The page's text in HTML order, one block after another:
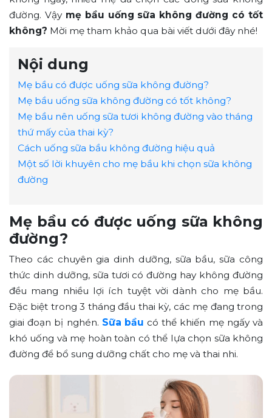
đường. Vậy mẹ bầu uống sữa không đường có tốt
không? Mời mẹ tham khảo qua bài viết dưới đây nhé!
Nội dung
Mẹ bầu có được uống sữa không đường?
Mẹ bầu uống sữa không đường có tốt không?
Mẹ bầu nên uống sữa tươi không đường vào tháng
thứ mấy của thai kỳ?
Cách uống sữa bầu không đường hiệu quả
Một số lời khuyên cho mẹ bầu khi chọn sữa không
đường
Mẹ bầu có được uống sữa không
đường?
Theo các chuyên gia dinh dưỡng, sữa bầu, sữa công
thức dinh dưỡng, sữa tươi có đường hay không đường
đều mang nhiều lợi ích tuyệt vời dành cho mẹ bầu.
Đặc biệt trong 3 tháng đầu thai kỳ, các mẹ đang trong
giai đoạn bị nghén. Sữa bầu có thể khiến mẹ ngấy và
khó uống và mẹ hoàn toàn có thể lựa chọn sữa không
đường để bổ sung dưỡng chất cho mẹ và thai nhi.